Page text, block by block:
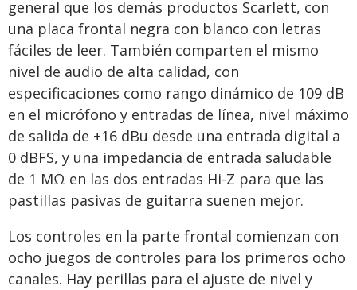
general que los demás productos Scarlett, con
una placa frontal negra con blanco con letras
fáciles de leer. También comparten el mismo
nivel de audio de alta calidad, con
especificaciones como rango dinámico de 109 dB
en el micrófono y entradas de línea, nivel máximo
de salida de +16 dBu desde una entrada digital a
0 dBFS, y una impedancia de entrada saludable
de 1 MΩ en las dos entradas Hi-Z para que las
pastillas pasivas de guitarra suenen mejor.
Los controles en la parte frontal comienzan con
ocho juegos de controles para los primeros ocho
canales. Hay perillas para el ajuste de nivel y